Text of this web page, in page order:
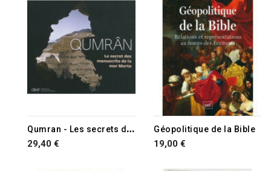
Q
umran - Les secrets des manuscrits de la Mer Morte
29,40 €
RUPTURE DE STOCK
Géopolitique de la Bible
19,00 €